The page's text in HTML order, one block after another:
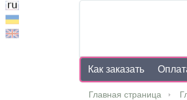
Как заказать
Главная страница